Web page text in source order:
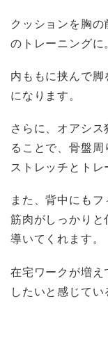
クッションを胸
のトレーニングに。
内ももに挟んで
になります。
さらに、オアシ
ることで、骨盤
ストレッチとトレ
また、背中にも
筋肉がしっかり
導いてくれます。
在宅ワークが増
したいと感じてい